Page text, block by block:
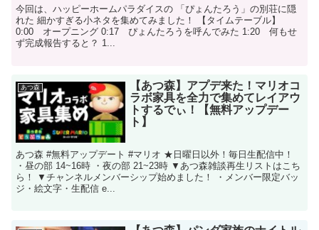
今回は、ハッピーホームパラダイスの 「ぴょんたろう」の別荘に隠
れた 細かすぎる小ネタを集めてみました！ 【タイムテーブル】
0:00 オープニング 0:17 ぴょんたろうを呼んでみた 1:20 何もせ
ず完成報告すると？ 1...
あつ森
【あつ森】アプデ来た！マリオコ
ラボ家具を全力で集めてレイアウ
トするでぃ！【無料アップデー
ト】
あつ森 #無料アップデート #マリオ ★日曜日以外！毎日生配信中！
・昼の部 14~16時 ・夜の部 21~23時 ▼あつ森雑談再生リストはこち
ら！ ▼チャンネルメンバーシップ始めました！ ・メンバー限定バッ
ジ・絵文字・生配信 e...